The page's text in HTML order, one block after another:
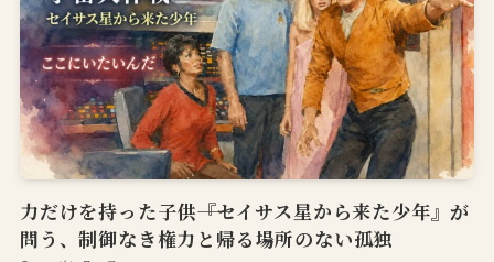
力だけを持った子供――『セイサス星から来た少年』が
問う、制御なき権力と帰る場所のない孤独